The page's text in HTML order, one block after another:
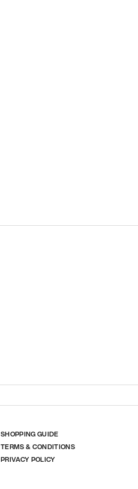
SHOPPING GUIDE
TERMS & CONDITIONS
PRIVACY POLICY